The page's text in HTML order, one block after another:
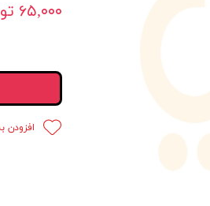
۶۵,۰۰۰ تومان
افزودن